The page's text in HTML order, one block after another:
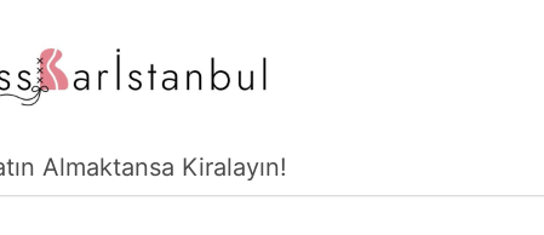
Almaktansa Kiralayın!